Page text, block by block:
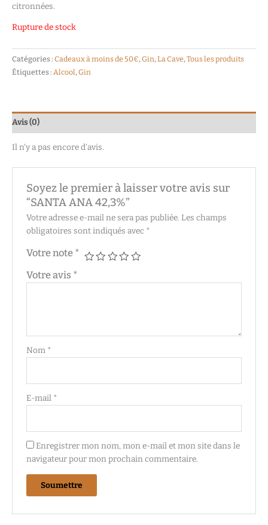
citronnées.
Rupture de stock
Catégories : Cadeaux à moins de 50€,Gin,La Cave,Tous les produits
Étiquettes : Alcool,Gin
Avis (0)
Il n’y a pas encore d’avis.
Soyez le premier à laisser votre avis sur
“SANTA ANA 42,3%”
Votre adresse e-mail ne sera pas publiée. Les champs
obligatoires sont indiqués avec *
Votre note *
Votre avis *
Nom *
E-mail *
Enregistrer mon nom, mon e-mail et mon site dans le
navigateur pour mon prochain commentaire.